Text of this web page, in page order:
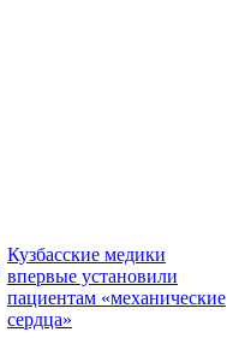
Кузбасские медики
впервые установили
пациентам «механические
сердца»